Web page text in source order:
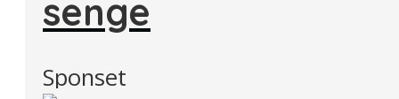
senge
Sponset